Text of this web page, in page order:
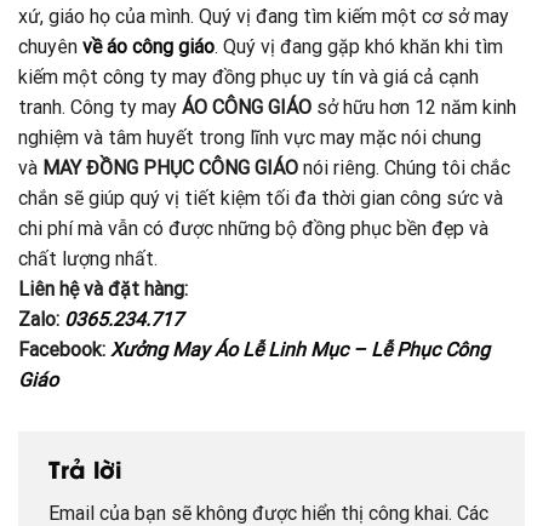
xứ, giáo họ của mình. Quý vị đang tìm kiếm một cơ sở may
chuyên về áo công giáo. Quý vị đang gặp khó khăn khi tìm
kiếm một công ty may đồng phục uy tín và giá cả cạnh
tranh. Công ty may ÁO CÔNG GIÁO sở hữu hơn 12 năm kinh
nghiệm và tâm huyết trong lĩnh vực may mặc nói chung
và MAY ĐỒNG PHỤC CÔNG GIÁO nói riêng. Chúng tôi chắc
chắn sẽ giúp quý vị tiết kiệm tối đa thời gian công sức và
chi phí mà vẫn có được những bộ đồng phục bền đẹp và
chất lượng nhất.
Liên hệ và đặt hàng:
Zalo: 0365.234.717
Facebook: Xưởng May Áo Lễ Linh Mục – Lễ Phục Công
Giáo
Trả lời
Email của bạn sẽ không được hiển thị công khai. Các